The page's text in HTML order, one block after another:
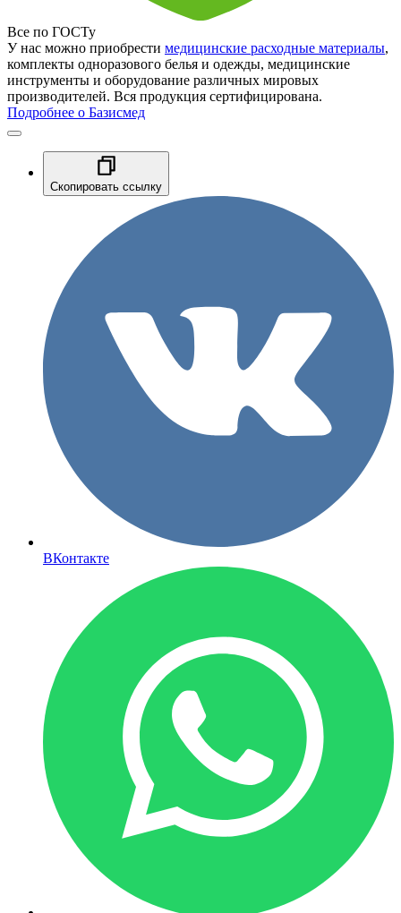
Все по ГОСТу
У нас можно приобрести медицинские расходные материалы,
комплекты одноразового белья и одежды, медицинские
инструменты и оборудование различных мировых
производителей. Вся продукция сертифицирована.
Подробнее о Базисмед
Скопировать ссылку
ВКонтакте